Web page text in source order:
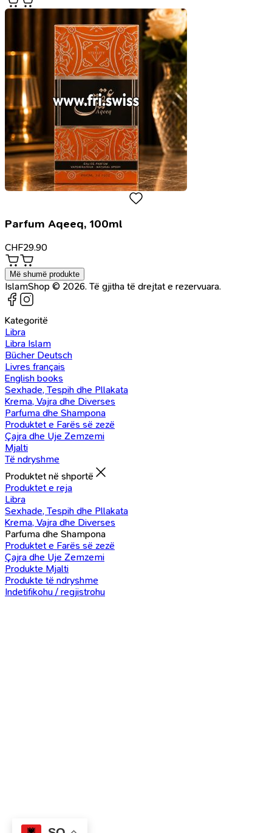
Parfum Aqeeq, 100ml
CHF29.90
Më shumë produkte
IslamShop © 2026. Të gjitha të drejtat e rezervuara.
Kategoritë
Libra
Libra Islam
Bücher Deutsch
Livres français
English books
Sexhade, Tespih dhe Pllakata
Krema, Vajra dhe Diverses
Parfuma dhe Shampona
Produktet e Farës së zezë
Çajra dhe Uje Zemzemi
Mjalti
Të ndryshme
Produktet në shportë
Produktet e reja
Libra
Sexhade, Tespih dhe Pllakata
Krema, Vajra dhe Diverses
Parfuma dhe Shampona
Produktet e Farës së zezë
Çajra dhe Uje Zemzemi
Produkte Mjalti
Produkte të ndryshme
Indetifikohu / regjistrohu